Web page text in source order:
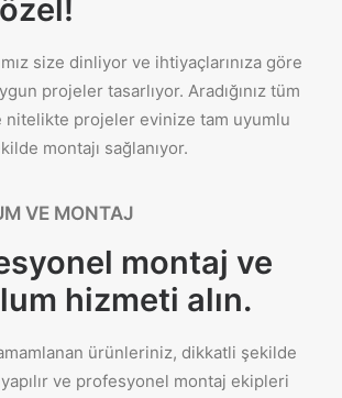
size dinliyor ve ihtiyaçlarınıza göre
projeler tasarlıyor. Aradığınız tüm
nitelikte projeler evinize tam uyumlu
montajı sağlanıyor.
VE MONTAJ
montaj ve
hizmeti alın.
ürünleriniz, dikkatli şekilde
ve profesyonel montaj ekipleri